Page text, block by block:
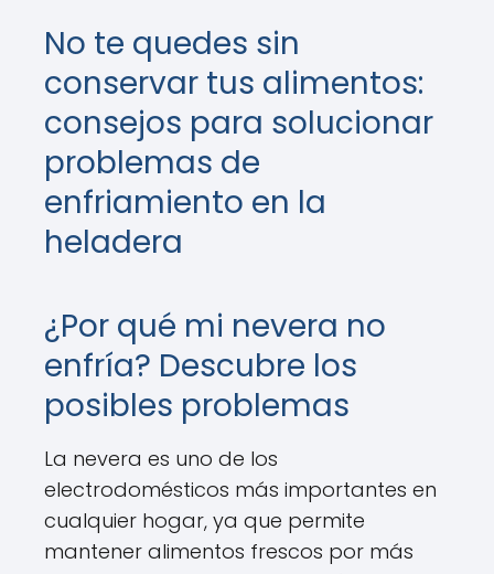
No te quedes sin
conservar tus alimentos:
consejos para solucionar
problemas de
enfriamiento en la
heladera
¿Por qué mi nevera no
enfría? Descubre los
posibles problemas
La nevera es uno de los
electrodomésticos más importantes en
cualquier hogar, ya que permite
mantener alimentos frescos por más